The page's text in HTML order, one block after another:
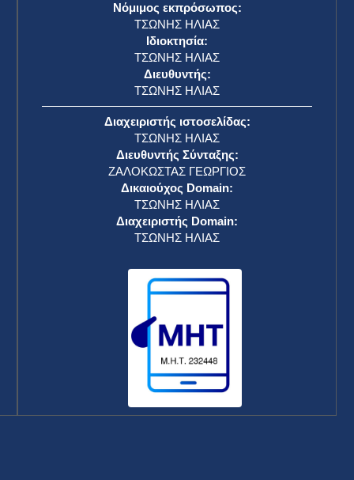
Νόμιμος εκπρόσωπος:
ΤΣΩΝΗΣ ΗΛΙΑΣ
Ιδιοκτησία:
ΤΣΩΝΗΣ ΗΛΙΑΣ
Διευθυντής:
ΤΣΩΝΗΣ ΗΛΙΑΣ
Διαχειριστής ιστοσελίδας:
ΤΣΩΝΗΣ ΗΛΙΑΣ
Διευθυντής Σύνταξης:
ΖΑΛΟΚΩΣΤΑΣ ΓΕΩΡΓΙΟΣ
Δικαιούχος Domain:
ΤΣΩΝΗΣ ΗΛΙΑΣ
Διαχειριστής Domain:
ΤΣΩΝΗΣ ΗΛΙΑΣ